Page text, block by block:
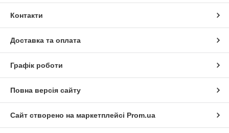
Контакти
Доставка та оплата
Графік роботи
Повна версія сайту
Сайт створено на маркетплейсі Prom.ua